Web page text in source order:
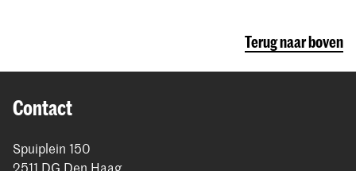
Terug naar boven
Contact
Spuiplein 150
2511 DG Den Haag